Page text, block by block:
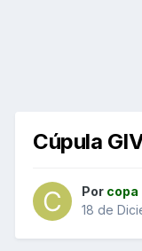
Cúpula
Por copa
18 de